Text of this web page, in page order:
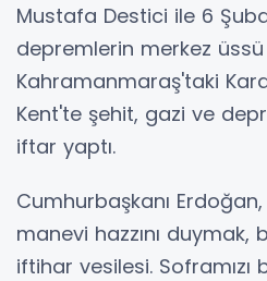
Mustafa Destici ile 6
depremlerin merkez üssü
Kahramanmaraş'taki
Kent'te şehit, gazi ve
iftar yaptı.
Cumhurbaşkanı
manevi hazzını duymak,
iftihar vesilesi. Soframızı